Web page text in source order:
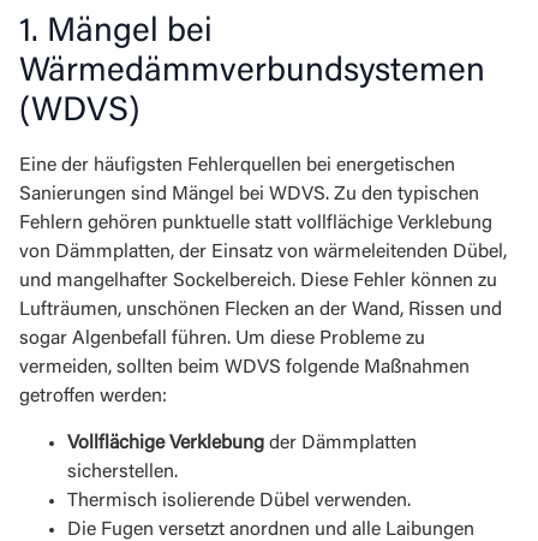
1. Mängel bei
Wärmedämmverbundsystemen
(WDVS)
Eine der häufigsten Fehlerquellen bei energetischen
Sanierungen sind Mängel bei WDVS. Zu den typischen
Fehlern gehören punktuelle statt vollflächige Verklebung
von Dämmplatten, der Einsatz von wärmeleitenden Dübel,
und mangelhafter Sockelbereich. Diese Fehler können zu
Lufträumen, unschönen Flecken an der Wand, Rissen und
sogar Algenbefall führen. Um diese Probleme zu
vermeiden, sollten beim WDVS folgende Maßnahmen
getroffen werden:
Vollflächige Verklebung der Dämmplatten
sicherstellen.
Thermisch isolierende Dübel verwenden.
Die Fugen versetzt anordnen und alle Laibungen